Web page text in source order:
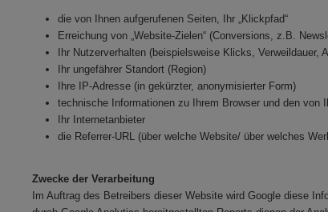
die von Ihnen aufgerufenen Seiten, Ihr „Klickpfad“
Erreichung von „Website-Zielen“ (Conversions, z.B.
Ihr Nutzerverhalten (beispielsweise Klicks, Verweildauer,
Ihr ungefährer Standort (Region)
Ihre IP-Adresse (in gekürzter, anonymisierter Form)
technische Informationen zu Ihrem Browser und den
Ihr Internetanbieter
die Referrer-URL (über welche Website/ über welches
Zwecke der Verarbeitung
Im Auftrag des Betreibers dieser Website wird Google diese